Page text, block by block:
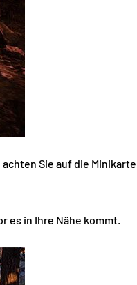
Sie auf die
es in Ihre Nähe kommt.